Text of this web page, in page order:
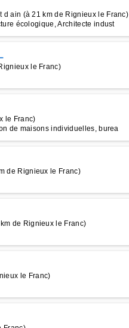
d ain (à 21 km de Rignieux le Franc)
écologique, Architecte indust
le Franc)
le Franc)
de maisons individuelles, burea
de Rignieux le Franc)
de Rignieux le Franc)
le Franc)